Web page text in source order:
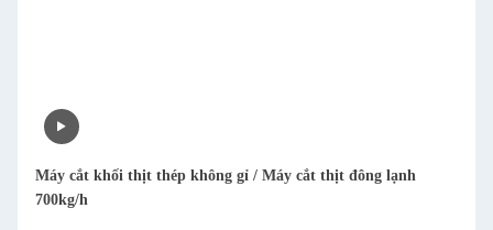
Máy cắt khối thịt thép không gỉ / Máy cắt thịt đông lạnh
700kg/h